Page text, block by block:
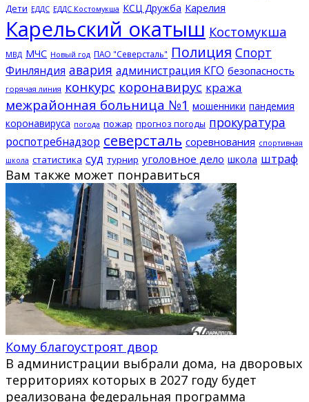
Дети ЕДДС ЕДДС Костомукша КСЦ Дружба Карелия
Карельский окатыш Костомукша
МВД МЧС Новый год ПАО "Северсталь" Полиция Спорт
Финляндия авария администрация КГО безопасность
горячая линия конкурс коронавирус кража
межрайонная больница №1 мошенники пандемия
коронавируса погода пожар прогноз погоды прокуратура
роспотребнадзор северсталь соревнования спортивная
школа статистика суд турнир уголовное дело школа штраф
Вам также может понравиться
Кому благоустроят двор
В администрации выбрали дома, на дворовых
территориях которых в 2027 году будет
реализована федеральная программа